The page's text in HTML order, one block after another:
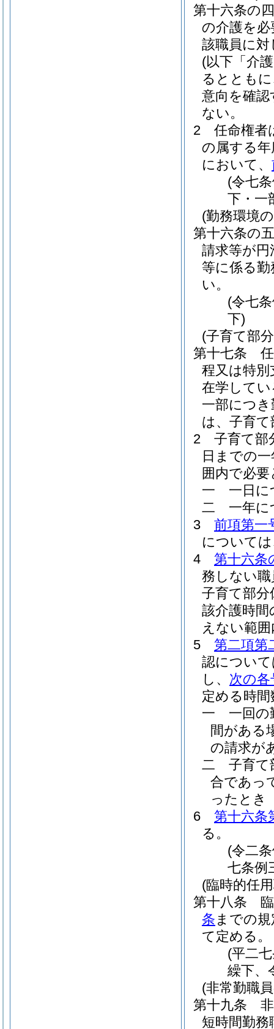
第十六条の四
の介護を
該職員に
(以下「介
るととも
意向を確
ない。
2
任命権者
の属する年
において、
(令七
下・一
(勤務環境
第十六条の五
請求等が
等に係る
い。
(令七
下)
(子育て部
第十七条
程又は特
在学して
一部につ
は、子育
2
子育て部
日までの
囲内で必
一
一日に
二
一年に
3
前項第一
について
4
第十六条
務しない
子育て部
該介護時
えない範
5
第二項第
認につい
し、 次の各
定める時
一
一回の
間がある
の請求が
二
子育て
合であっ
ったとき
6
第十六条
る。
(令二
七条例
(臨時的任
第十八条
条 までの
て定める。
(平二
繰下、
(非常勤職
第十九条
短時間勤